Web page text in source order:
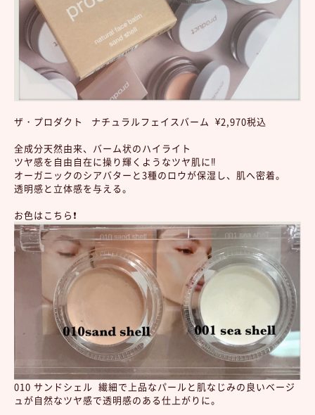
ザ・プロダクト ナチュラルフェイスバーム ¥2,970税込
全成分天然由来、バーム状のハイライト
ツヤ感を自由自在に操り輝くようなツヤ肌に‼︎
オーガニックのシアバターと3種のロウが保湿し、肌へ密着。
透明感と立体感を与える。
お色はこちら❗️
010 サンドシェル 繊細で上品なパールと肌なじみの良いベージ
ュが自然なツヤ感で透明感のある仕上がりに。